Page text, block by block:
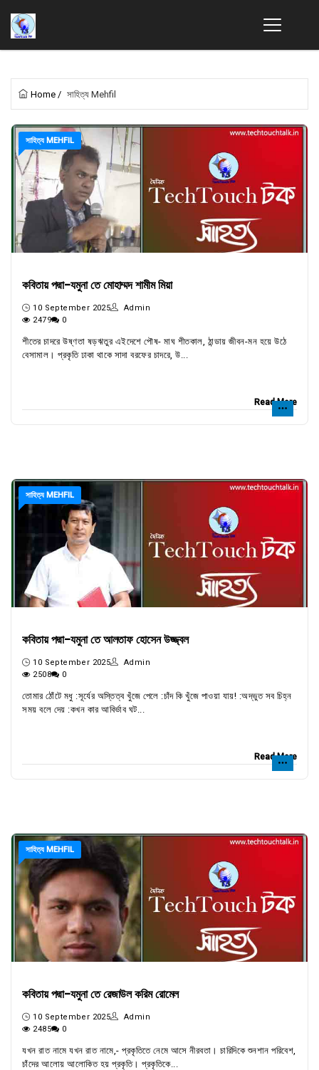
Home / সাহিত্য Mehfil
সাহিত্য MEHFIL
কবিতায় পদ্মা-যমুনা তে মোহাম্মদ শামীম মিয়া
10 September 2025
Admin
2479
0
শীতের চাদরে উষ্ণতা ষড়ঋতুর এইদেশে পৌষ- মাঘ শীতকাল, ঠান্ডায় জীবন-মন হয়ে উঠে
বেসামাল। প্রকৃতি ঢাকা থাকে সাদা বরফের চাদরে, উ...
Read More
সাহিত্য MEHFIL
কবিতায় পদ্মা-যমুনা তে আলতাফ হোসেন উজ্জ্বল
10 September 2025
Admin
2508
0
তোমার ঠোঁটে মধু :সূর্যের অস্তিত্ব খুঁজে পেলে :চাঁদ কি খুঁজে পাওয়া যায়! :অদ্ভুত সব চিহ্ন
সময় বলে দেয় :কখন কার আবির্ভাব ঘট...
Read More
সাহিত্য MEHFIL
কবিতায় পদ্মা-যমুনা তে রেজাউল করিম রোমেল
10 September 2025
Admin
2485
0
যখন রাত নামে যখন রাত নামে,- প্রকৃতিতে নেমে আসে নীরবতা। চারিদিকে শুনশান পরিবেশ,
চাঁদের আলোয় আলোকিত হয় প্রকৃতি। প্রকৃতিকে...